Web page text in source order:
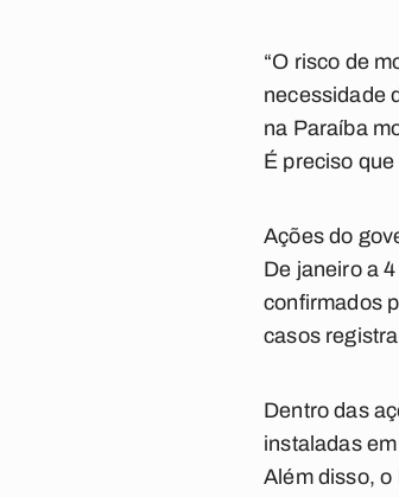
“O risco de
necessidade
na Paraíba
É preciso
Ações do
De janeiro a
confirmados
casos
Dentro das
instaladas
Além disso, o